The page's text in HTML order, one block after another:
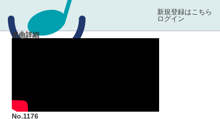
新規登録はこちら
ログイン
楽曲詳細
No.1176